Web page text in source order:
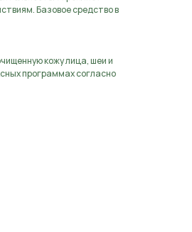
Базовое средство в
кожу лица, шеи и
программах согласно